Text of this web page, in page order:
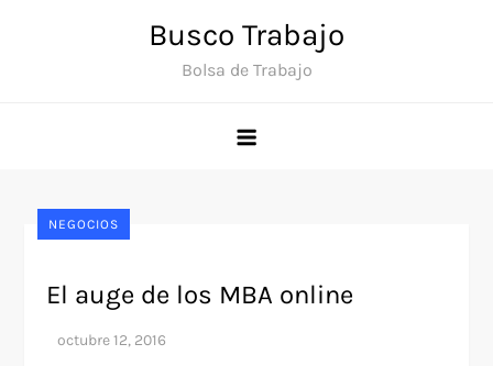
Busco Trabajo
Bolsa de Trabajo
NEGOCIOS
El auge de los MBA online